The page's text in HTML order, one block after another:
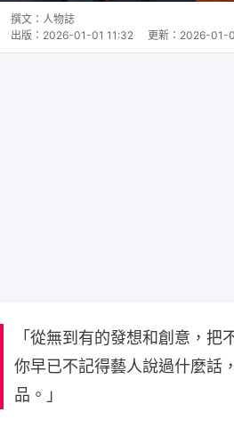
撰文： 人物誌
出版： 2026-01-01 11:32 更新： 2026-01-
「從無到有的發想和創意，把
你早已不記得藝人說過什麼話
品。」